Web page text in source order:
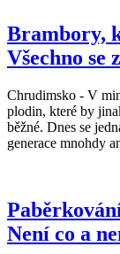
Brambory,
Všechno se
Chrudimsko - V
plodin, které by
běžné. Dnes se
generace mnohdy
Není co a